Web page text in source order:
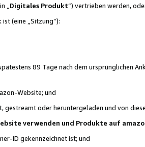
„ Digitales Produkt“) vertrieben werden,
(eine „Sitzung“):
89 Tage nach dem ursprünglichen
Website; und
gestreamt oder heruntergeladen und von
verwenden und Produkte auf
ID gekennzeichnet ist; und